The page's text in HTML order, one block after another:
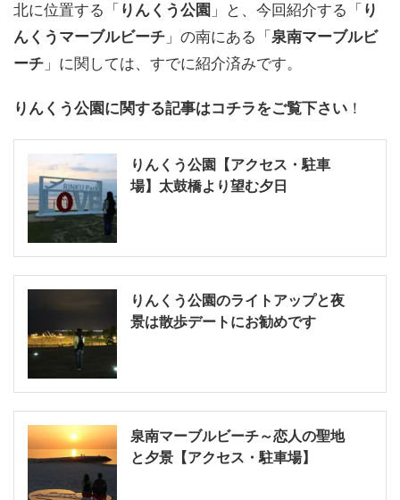
北に位置する「 りんくう公園 」と、今回紹介する「 り
んくうマーブルビーチ 」の南にある「 泉南マーブルビ
ーチ 」に関しては、すでに紹介済みです。
りんくう公園に関する記事はコチラをご覧下さい ！
りんくう公園【アクセス・駐車
場】太鼓橋より望む夕日
りんくう公園のライトアップと夜
景は散歩デートにお勧めです
泉南マーブルビーチ～恋人の聖地
と夕景【アクセス・駐車場】